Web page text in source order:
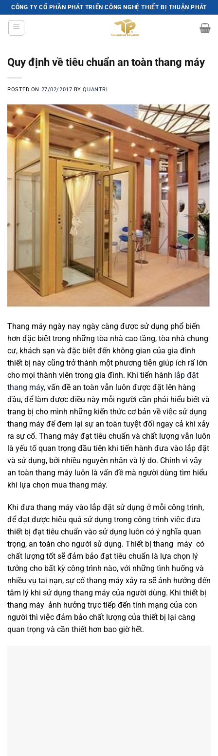
Skip
to
content
CÔNG TY CỔ PHẦN PHÁT TRIỂN CÔNG NGHỆ THIẾT BỊ THUẬN PHÁT
Quy định về tiêu chuẩn an toàn thang máy
POSTED ON 27/02/2017 BYQUANTRI
Thang máy ngày nay ngày càng được sử dụng phổ biến
hơn đặc biệt trong những tòa nhà cao tầng, tòa nhà chung
cư, khách sạn và đặc biệt đến không gian của gia đình
thiết bị này cũng trở thành một phương tiện giúp ích rấ lớn
cho mọi thành viên trong gia đình. Khi tiến hành lắp đặt
thang máy, vấn đề an toàn vẫn luôn được đặt lên hàng
đầu, để làm được điều này mỗi người cần phải hiểu biết và
trang bị cho mình những kiến thức cơ bản về việc sử dụng
thang máy để đem lại sự an toàn tuyệt đối ngay cả khi xảy
ra sự cố. Thang máy đạt tiêu chuẩn và chất lượng vẫn luôn
là yếu tố quan trọng đầu tiên khi tiến hành đưa vào lắp đặt
và sử dụng, bởi nhiều nguyên nhân và lý do. Chính vì vậy
an toàn thang máy luôn là vấn đề mà người dùng tìm hiểu
khi lựa chọn mua thang máy.
Khi đưa thang máy vào lắp đặt sử dụng ở mỗi công trình,
để đạt được hiệu quả sử dụng trong công trình việc đưa
thiết bị đạt tiêu chuẩn vào sử dụng luôn có ý nghĩa quan
trọng, an toàn cho người sử dụng. Thiết bị thang máy có
chất lượng tốt sẽ đảm bảo đạt tiêu chuẩn là lựa chọn lý
tưởng cho bất kỳ công trình nào, với những tình huống và
nhiều vụ tai nạn, sự cố thang máy xảy ra sẽ ảnh hưởng đến
tâm lý khi sử dụng thang máy của người dùng. Khi thiết bị
thang máy ảnh hưởng trực tiếp đến tính mạng của con
người thì việc đảm bảo chất lượng của thiết bị lại càng
quan trọng và cần thiết hơn bao giờ hết.